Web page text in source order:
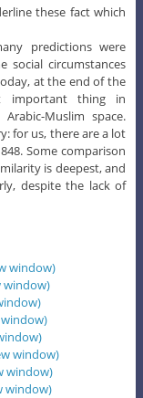
these fact which
predictions were
social circumstances
at the end of the
important thing in
Muslim space.
for us, there are a lot
Some comparison
is deepest, and
despite the lack of
window)
window)
window)
window)
window)
window)